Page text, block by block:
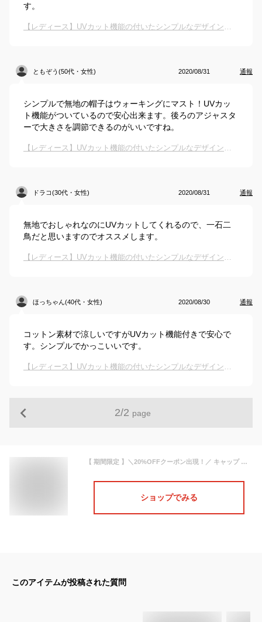
す。
【レディース】UVカット機能の付いたシンプルなデザインのキャップはありますか？
ともぞう(50代・女性) 2020/08/31 通報
シンプルで無地の帽子はウォーキングにマスト！UVカッ
ト機能がついているので安心出来ます。後ろのアジャスタ
ーで大きさを調節できるのがいいですね。
【レディース】UVカット機能の付いたシンプルなデザインのキャップはありますか？
ドラコ(30代・女性) 2020/08/31 通報
無地でおしゃれなのにUVカットしてくれるので、一石二
鳥だと思いますのでオススメします。
【レディース】UVカット機能の付いたシンプルなデザインのキャップはありますか？
ほっちゃん(40代・女性) 2020/08/30 通報
コットン素材で涼しいですがUVカット機能付きで安心で
す。シンプルでかっこいいです。
【レディース】UVカット機能の付いたシンプルなデザインのキャップはありますか？
2/2 page
【 期間限定 】＼20%OFFクーポン出現！／ キャップ レディース 深め uv おしゃれ メンズ 夏用 ブランド キッズ 帽子 無地 春夏 接触冷感 涼しい uvカット シンプル コットン メッシュ 大きめ ベースボールキャップ ランニング 汗染み 防止 洗える
ショップでみる
このアイテムが投稿された質問